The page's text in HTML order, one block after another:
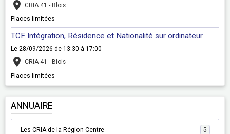
CRIA 41 - Blois
Places limitées
TCF Intégration, Résidence et Nationalité sur ordinateur
Le 28/09/2026 de 13:30 à 17:00
CRIA 41 - Blois
Places limitées
ANNUAIRE
Les CRIA de la Région Centre 5